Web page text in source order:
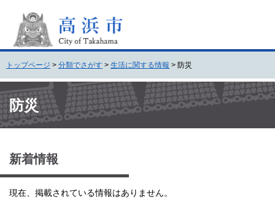
頭
で
す
。
飛
ば
し
て
本
トップページ > 分類でさがす > 生活に関する情報 > 防災
文 防災
新着情報
現在、掲載されている情報はありません。